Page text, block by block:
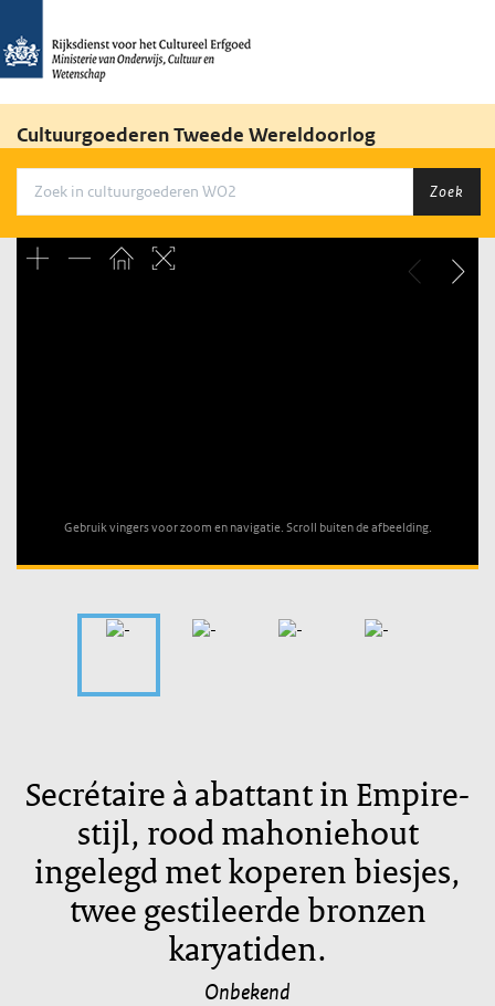
Cultuurgoederen Tweede Wereldoorlog
Zoek
Gebruik vingers voor zoom en navigatie. Scroll buiten de afbeelding.
Secrétaire à abattant in Empire-
stijl, rood mahoniehout
ingelegd met koperen biesjes,
twee gestileerde bronzen
karyatiden.
Onbekend